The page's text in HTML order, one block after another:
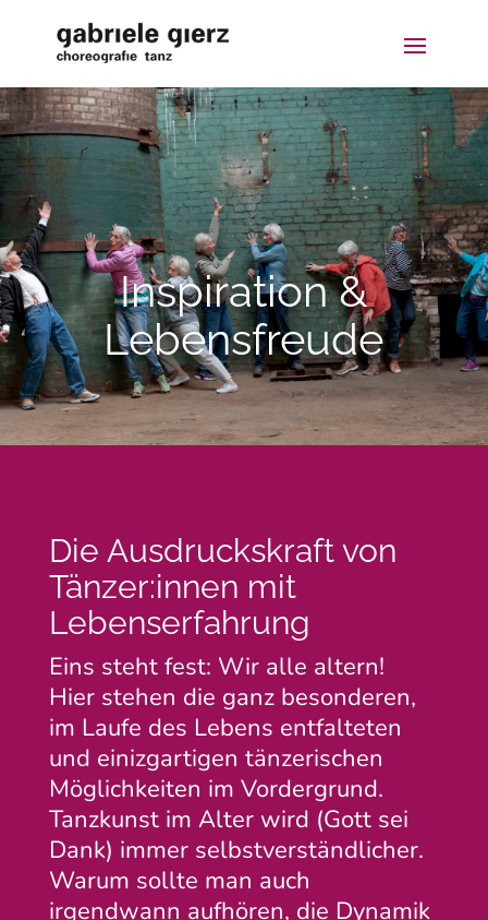
Inspiration &
Lebensfreude
Die Ausdruckskraft von
Tänzer:innen mit
Lebenserfahrung
Eins steht fest: Wir alle altern!
Hier stehen die ganz besonderen,
im Laufe des Lebens entfalteten
und einizgartigen tänzerischen
Möglichkeiten im Vordergrund.
Tanzkunst im Alter wird (Gott sei
Dank) immer selbstverständlicher.
Warum sollte man auch
irgendwann aufhören, die Dynamik